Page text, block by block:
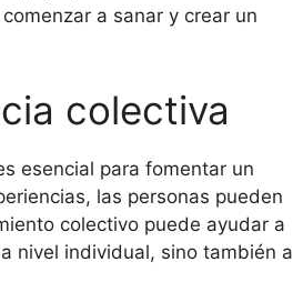
a sanar y crear un
colectiva
esencial para fomentar un
las personas pueden
colectivo puede ayudar a
nivel individual, sino también a